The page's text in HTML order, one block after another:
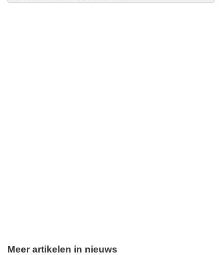
Meer artikelen in nieuws